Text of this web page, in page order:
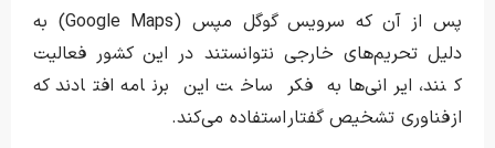
پس از آن که سرویس گوگل مپس (Google Maps) به
دلیل تحریم‌های خارجی نتوانستند در این کشور فعالیت
کنند، ایرانی‌ها به فکر ساخت این برنامه افتادند که
از فناوری تشخیص گفتار استفاده می‌کند.